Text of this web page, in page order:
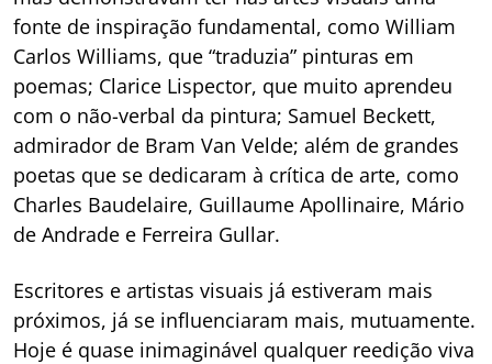
fonte de inspiração fundamental, como William
Carlos Williams, que “traduzia” pinturas em
poemas; Clarice Lispector, que muito aprendeu
com o não-verbal da pintura; Samuel Beckett,
admirador de Bram Van Velde; além de grandes
poetas que se dedicaram à crítica de arte, como
Charles Baudelaire, Guillaume Apollinaire, Mário
de Andrade e Ferreira Gullar.
Escritores e artistas visuais já estiveram mais
próximos, já se influenciaram mais, mutuamente.
Hoje é quase inimaginável qualquer reedição viva